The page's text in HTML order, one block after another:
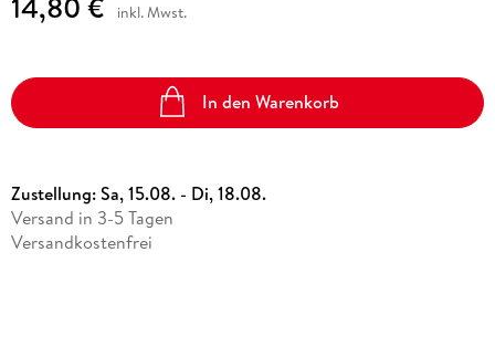
inkl. Mwst.
In den Warenkorb
Zustellung:Sa, 15.08. - Di, 18.08.
Versand in 3-5 Tagen
Versandkostenfrei